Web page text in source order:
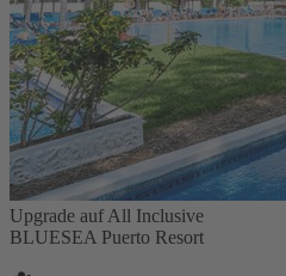
Upgrade auf All Inclusive
BLUESEA Puerto Resort